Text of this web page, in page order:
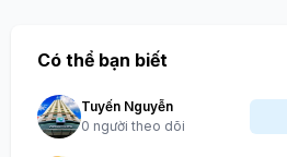
Có thể bạn biết
Tuyến Nguyễn
0 người theo dõi